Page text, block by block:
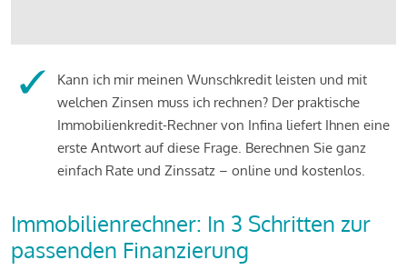
Kann ich mir meinen Wunschkredit leisten und mit
welchen Zinsen muss ich rechnen? Der praktische
Immobilienkredit-Rechner von Infina liefert Ihnen eine
erste Antwort auf diese Frage. Berechnen Sie ganz
einfach Rate und Zinssatz – online und kostenlos.
Immobilienrechner: In 3 Schritten zur
passenden Finanzierung